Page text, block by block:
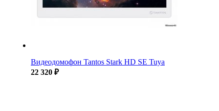
Видеодомофон Tantos Stark HD SE Tuya
22 320 ₽